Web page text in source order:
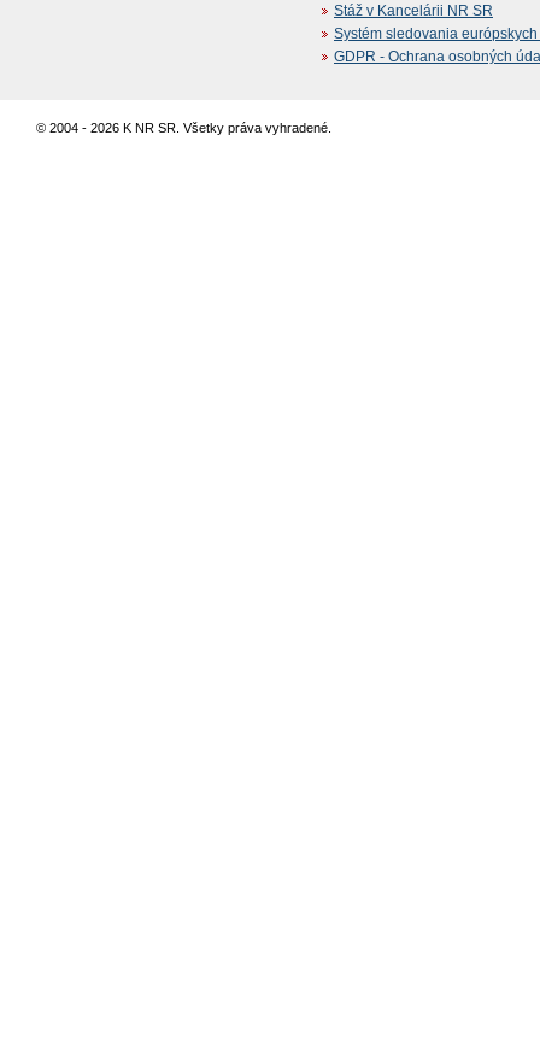
Stáž v Kancelárii NR SR
Systém sledovania
GDPR - Ochrana osobných
© 2004 - 2026 K NR SR. Všetky práva vyhradené.